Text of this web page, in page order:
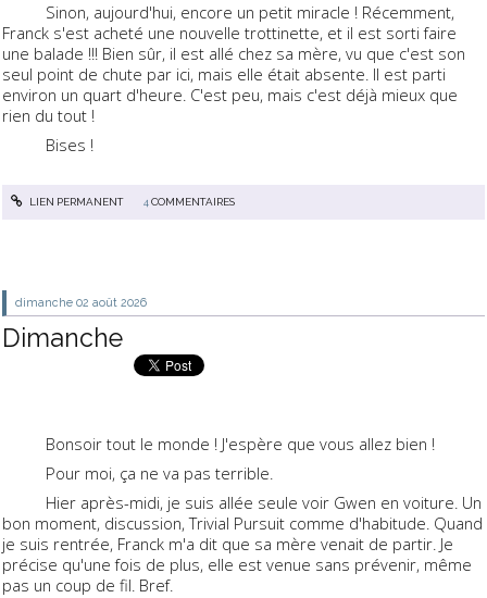
Sinon, aujourd'hui, encore un petit miracle ! Récemment,
Franck s'est acheté une nouvelle trottinette, et il est sorti faire
une balade !!! Bien sûr, il est allé chez sa mère, vu que c'est son
seul point de chute par ici, mais elle était absente. Il est parti
environ un quart d'heure. C'est peu, mais c'est déjà mieux que
rien du tout !
Bises !
LIEN PERMANENT 4 COMMENTAIRES
dimanche 02 août 2026
Dimanche
Bonsoir tout le monde ! J'espère que vous allez bien !
Pour moi, ça ne va pas terrible.
Hier après-midi, je suis allée seule voir Gwen en voiture. Un
bon moment, discussion, Trivial Pursuit comme d'habitude. Quand
je suis rentrée, Franck m'a dit que sa mère venait de partir. Je
précise qu'une fois de plus, elle est venue sans prévenir, même
pas un coup de fil. Bref.